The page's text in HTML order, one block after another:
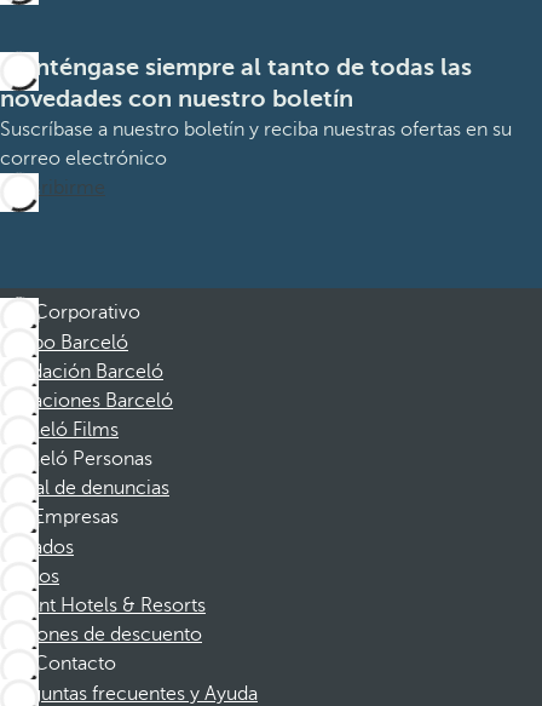
Manténgase siempre al tanto de todas las
novedades con nuestro boletín
Suscríbase a nuestro boletín y reciba nuestras ofertas en su
correo electrónico
Suscribirme
Corporativo
Grupo Barceló
Fundación Barceló
Vacaciones Barceló
Barceló Films
Barceló Personas
Canal de denuncias
Empresas
Afiliados
Socios
Dorint Hotels & Resorts
Cupones de descuento
Contacto
Preguntas frecuentes y Ayuda